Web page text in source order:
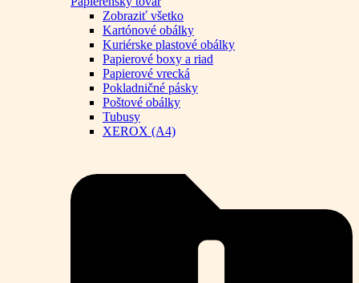
Zobraziť všetko
Kartónové obálky
Kuriérske plastové obálky
Papierové boxy a riad
Papierové vrecká
Pokladničné pásky
Poštové obálky
Tubusy
XEROX (A4)